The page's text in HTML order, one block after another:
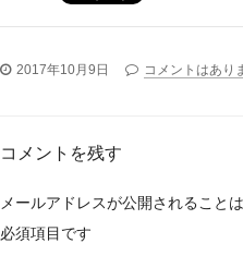
2017年10月9日 コメントはあり
コメントを残す
メールアドレスが公開されること
必須項目です